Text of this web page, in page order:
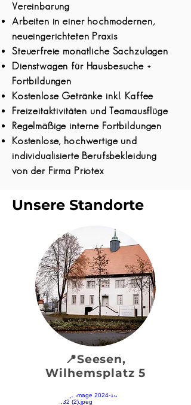
Vereinbarung
Arbeiten in einer hochmodernen,
neueingerichteten Praxis
Steuerfreie monatliche Sachzulagen
Dienstwagen für Hausbesuche +
Fortbildungen
Kostenlose Getränke inkl. Kaffee
Freizeitaktivitäten und Teamausflüge
Regelmäßige interne Fortbildungen
Kostenlose, hochwertige und
individualisierte Berufsbekleidung
von der Firma Priotex
Unsere Standorte
📍Seesen,
Wilhemsplatz 5